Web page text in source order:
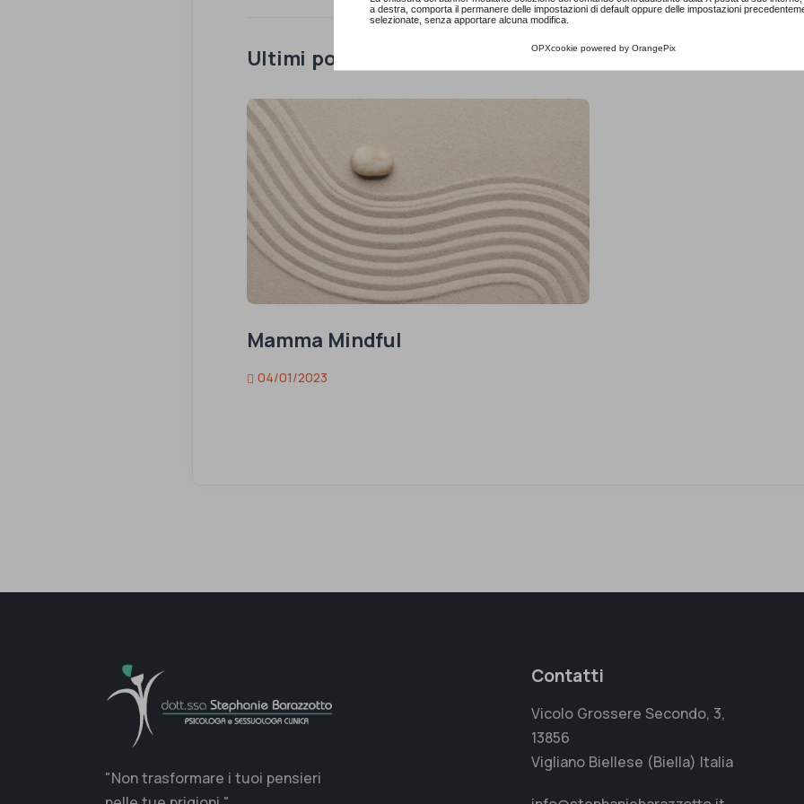
a destra, comporta il permanere delle impostazioni di default oppure delle impostazioni
selezionate, senza apportare alcuna modifica.
OPXcookie powered by OrangePix
Ultimi post
Mamma Mindful
04/01/2023
"Non trasformare i tuoi pensieri
Contatti
Vicolo Grossere Secondo, 3,
13856
Vigliano Biellese (Biella) Italia